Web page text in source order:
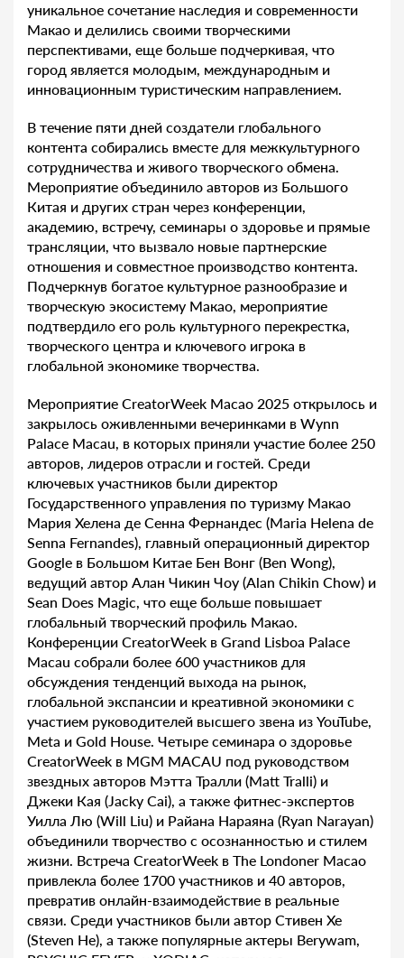
уникальное сочетание наследия и современности
Макао и делились своими творческими
перспективами, еще больше подчеркивая, что
город является молодым, международным и
инновационным туристическим направлением.
В течение пяти дней создатели глобального
контента собирались вместе для межкультурного
сотрудничества и живого творческого обмена.
Мероприятие объединило авторов из Большого
Китая и других стран через конференции,
академию, встречу, семинары о здоровье и прямые
трансляции, что вызвало новые партнерские
отношения и совместное производство контента.
Подчеркнув богатое культурное разнообразие и
творческую экосистему Макао, мероприятие
подтвердило его роль культурного перекрестка,
творческого центра и ключевого игрока в
глобальной экономике творчества.
Мероприятие CreatorWeek Macao 2025 открылось и
закрылось оживленными вечеринками в Wynn
Palace Macau, в которых приняли участие более 250
авторов, лидеров отрасли и гостей. Среди
ключевых участников были директор
Государственного управления по туризму Макао
Мария Хелена де Сенна Фернандес (Maria Helena de
Senna Fernandes), главный операционный директор
Google в Большом Китае Бен Вонг (Ben Wong),
ведущий автор Алан Чикин Чоу (Alan Chikin Chow) и
Sean Does Magic, что еще больше повышает
глобальный творческий профиль Макао.
Конференции CreatorWeek в Grand Lisboa Palace
Macau собрали более 600 участников для
обсуждения тенденций выхода на рынок,
глобальной экспансии и креативной экономики с
участием руководителей высшего звена из YouTube,
Meta и Gold House. Четыре семинара о здоровье
CreatorWeek в MGM MACAU под руководством
звездных авторов Мэтта Тралли (Matt Tralli) и
Джеки Кая (Jacky Cai), а также фитнес-экспертов
Уилла Лю (Will Liu) и Райана Нараяна (Ryan Narayan)
объединили творчество с осознанностью и стилем
жизни. Встреча CreatorWeek в The Londoner Macao
привлекла более 1700 участников и 40 авторов,
превратив онлайн-взаимодействие в реальные
связи. Среди участников были автор Стивен Хе
(Steven He), а также популярные актеры Berywam,